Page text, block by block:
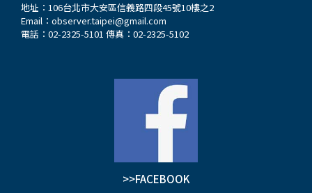
地址：106台北市大安區信義路四段45號10樓之2
Email： observer.taipei@gmail.com
電話：02-2325-5101 傳真：02-2325-5102
>>FACEBOOK